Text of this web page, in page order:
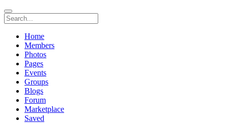
Home
Members
Photos
Pages
Events
Groups
Blogs
Forum
Marketplace
Saved